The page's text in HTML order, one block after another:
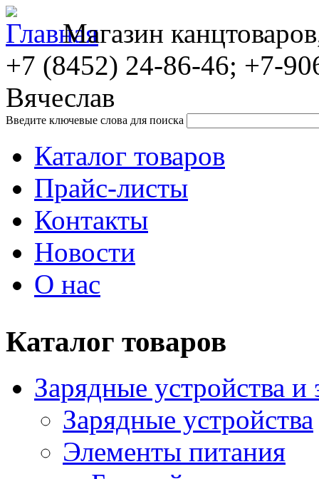
Магазин
+7 (8452) 24-86-46; +7-
Вячеслав
Введите ключевые слова для поиска
Каталог товаров
Прайс-листы
Контакты
Новости
О нас
Каталог товаров
Зарядные устройства
Зарядные устройства
Элементы питания